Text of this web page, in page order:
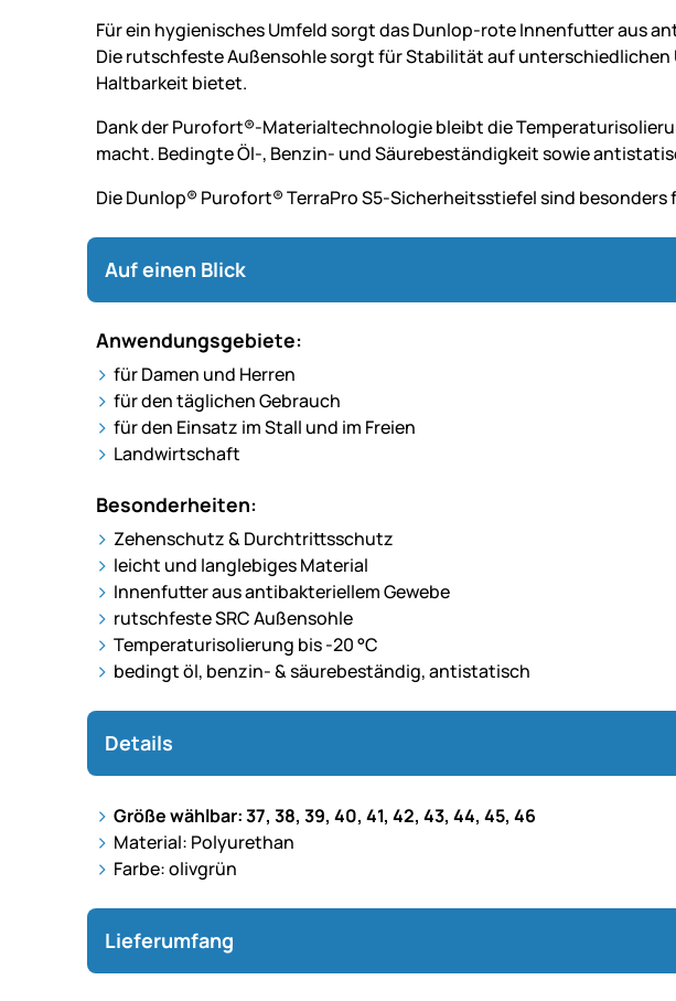
Für ein hygienisches Umfeld sorgt das Dunlop-rote Innenfutter aus
Die rutschfeste Außensohle sorgt für Stabilität auf
Haltbarkeit bietet.
Dank der Purofort®-Materialtechnologie bleibt die
macht. Bedingte Öl-, Benzin- und Säurebeständigkeit sowie
Die Dunlop® Purofort® TerraPro S5-Sicherheitsstiefel sind
Auf einen Blick
Anwendungsgebiete:
für Damen und Herren
für den täglichen Gebrauch
für den Einsatz im Stall und im Freien
Landwirtschaft
Besonderheiten:
Zehenschutz & Durchtrittsschutz
leicht und langlebiges Material
Innenfutter aus antibakteriellem Gewebe
rutschfeste SRC Außensohle
Temperaturisolierung bis -20 °C
bedingt öl, benzin- & säurebeständig, antistatisch
Details
Größe wählbar: 37, 38, 39, 40, 41, 42, 43, 44, 45, 46
Material: Polyurethan
Farbe: olivgrün
Lieferumfang